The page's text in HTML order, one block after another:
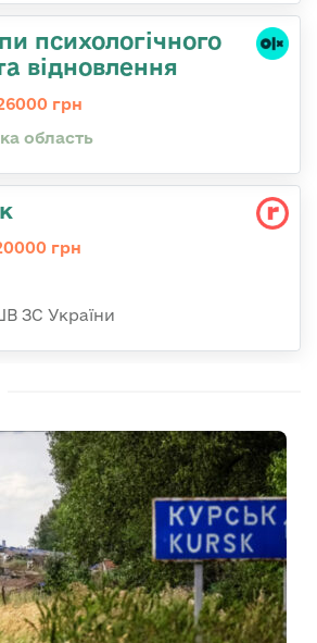
психологічного
відновлення
грн
область
грн
ЗС України